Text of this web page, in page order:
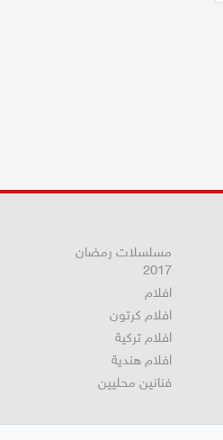
مسلسلات رمضان
2017
افلام
افلام كرتون
افلام تركية
افلام هندية
فنانين محليين